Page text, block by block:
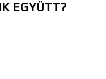
EGYÜTT?